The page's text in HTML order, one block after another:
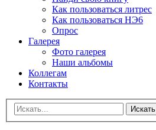
Как пользоваться литрес
Как пользоваться НЭ6
Опрос
Галерея
Фото галерея
Наши альбомы
Коллегам
Контакты
Искать